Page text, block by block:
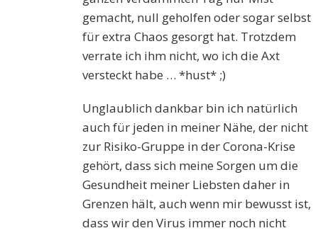
gemacht, null geholfen oder sogar selbst
für extra Chaos gesorgt hat. Trotzdem
verrate ich ihm nicht, wo ich die Axt
versteckt habe … *hust* ;)
Unglaublich dankbar bin ich natürlich
auch für jeden in meiner Nähe, der nicht
zur Risiko-Gruppe in der Corona-Krise
gehört, dass sich meine Sorgen um die
Gesundheit meiner Liebsten daher in
Grenzen hält, auch wenn mir bewusst ist,
dass wir den Virus immer noch nicht